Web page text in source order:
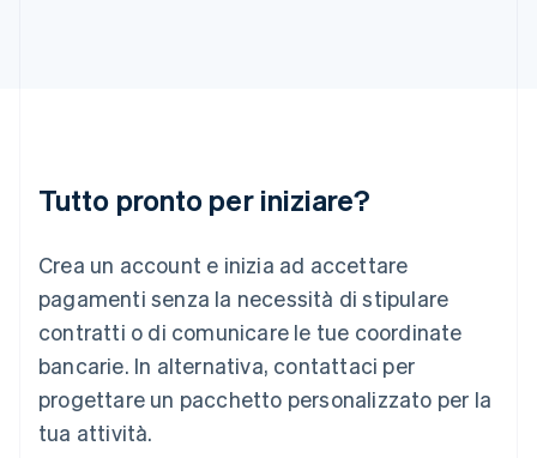
Tutto pronto per iniziare?
Crea un account e inizia ad accettare
pagamenti senza la necessità di stipulare
contratti o di comunicare le tue coordinate
bancarie. In alternativa, contattaci per
progettare un pacchetto personalizzato per la
tua attività.
Lituania
Lussemburgo
Deutsch English
Malaysia
English 简体中文
Malta
Messico
EspañolEnglish